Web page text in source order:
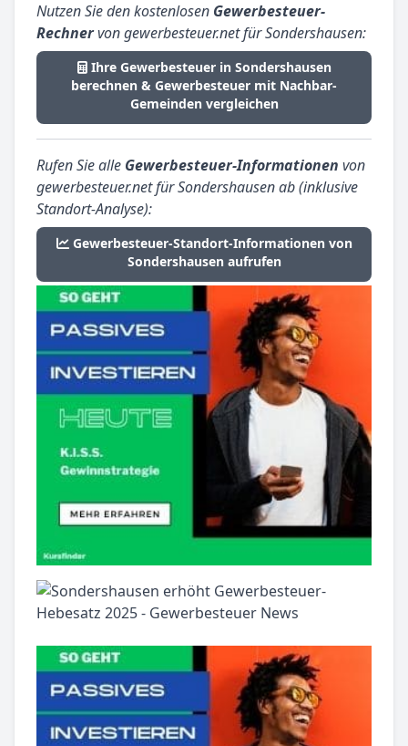
Nutzen Sie den kostenlosen Gewerbesteuer-
Rechnervon gewerbesteuer.net für Sondershausen:
Ihre Gewerbesteuer in Sondershausen
berechnen & Gewerbesteuer mit Nachbar-
Gemeinden vergleichen
Rufen Sie alle Gewerbesteuer-Informationen von
gewerbesteuer.net für Sondershausen ab (inklusive
Standort-Analyse):
Gewerbesteuer-Standort-Informationen von
Sondershausen aufrufen